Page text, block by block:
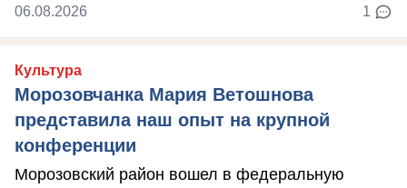
06.08.2026 1
Культура
Морозовчанка Мария Ветошнова
представила наш опыт на крупной
конференции
Морозовский район вошел в федеральную